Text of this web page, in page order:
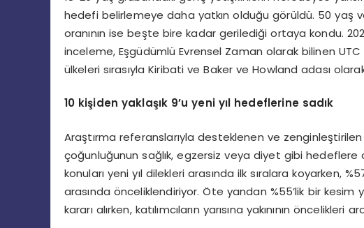
hedefi belirlemeye daha yatkın olduğu görüldü. 50 yaş
oranının ise beşte bire kadar gerilediği ortaya kondu.
inceleme, Eşgüdümlü Evrensel Zaman olarak bilinen
ülkeleri sırasıyla Kiribati ve Baker ve Howland adası olarak
10 kişiden yaklaşık 9’u yeni yıl hedeflerine sadık
Araştırma referanslarıyla desteklenen ve zenginleştirilen
çoğunluğunun sağlık, egzersiz veya diyet gibi hedeflere
konuları yeni yıl dilekleri arasında ilk sıralara koyarken,
arasında önceliklendiriyor. Öte yandan %55’lik bir
kararı alırken, katılımcıların yarısına yakınının